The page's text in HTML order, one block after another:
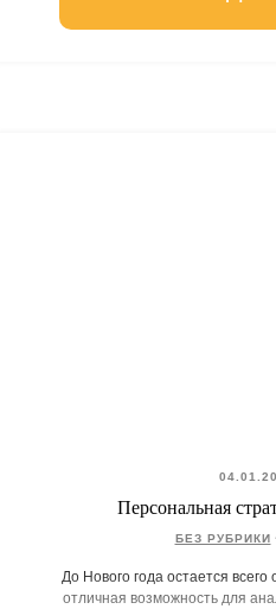
Персональная
БЕЗ РУБРИКИ
До Нового года остается
отличная возможность для